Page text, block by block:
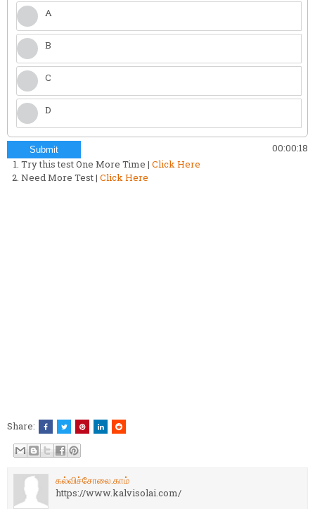
A
B
C
D
Submit
00:00:19
Try this test One More Time | Click Here
Need More Test | Click Here
Share:
கல்விச்சோலை.காம்
https://www.kalvisolai.com/